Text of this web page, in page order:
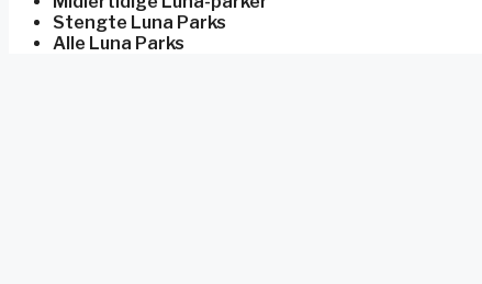
Stengte Luna Parks
Alle Luna Parks